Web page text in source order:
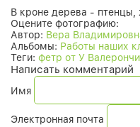
В кроне дерева -
Оцените фотографию:
Автор: Вера
Альбомы: Работы наших
Теги: фетр от У
Написать комментарий
Имя
Электронная почта